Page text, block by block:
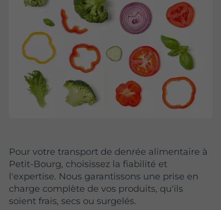
Pour votre transport de denrée alimentaire à
Petit-Bourg, choisissez la fiabilité et
l'expertise. Nous garantissons une prise en
charge complète de vos produits, qu'ils
soient frais, secs ou surgelés.